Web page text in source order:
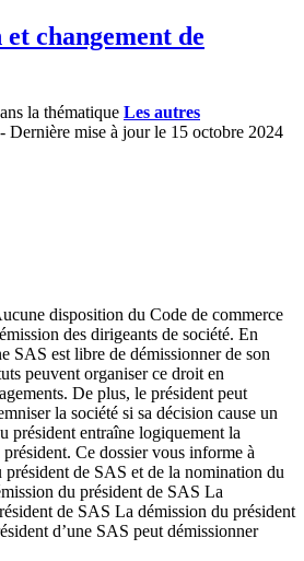
changement de
la thématique Les autres
- Dernière mise à jour le 15 octobre 2024
disposition du Code de commerce
des dirigeants de société. En
SAS est libre de démissionner de son
peuvent organiser ce droit en
De plus, le président peut
la société si sa décision cause un
président entraîne logiquement la
Ce dossier vous informe à
de SAS et de la nomination du
du président de SAS La
de SAS La démission du président
d’une SAS peut démissionner